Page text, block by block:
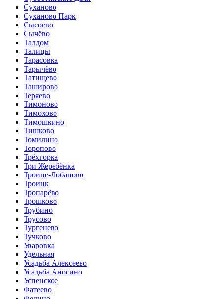
Суханово
Суханово Парк
Сысоево
Сычёво
Талдом
Талицы
Тарасовка
Тарычёво
Татищево
Таширово
Теряево
Тимоново
Тимохово
Тимошкино
Тишково
Томилино
Торопово
Трёхгорка
Три Жеребёнка
Троице-Лобаново
Троицк
Тропарёво
Трошково
Трубино
Трусово
Тургенево
Тучково
Уваровка
Удельная
Усадьба Алексеево
Усадьба Аносино
Успенское
Фатеево